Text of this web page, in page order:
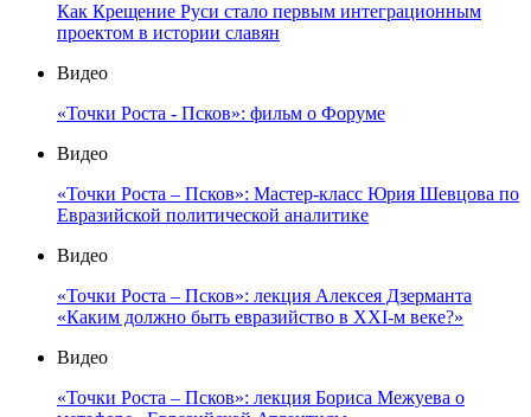
Как Крещение Руси стало первым интеграционным
проектом в истории славян
Видео
«Точки Роста - Псков»: фильм о Форуме
Видео
«Точки Роста – Псков»: Мастер-класс Юрия Шевцова по
Евразийской политической аналитике
Видео
«Точки Роста – Псков»: лекция Алексея Дзерманта
«Каким должно быть евразийство в XXI-м веке?»
Видео
«Точки Роста – Псков»: лекция Бориса Межуева о